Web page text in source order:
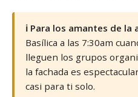
ℹ️ Para los amantes de
Basílica a las 7:30am
lleguen los grupos
la fachada es
casi para ti solo.